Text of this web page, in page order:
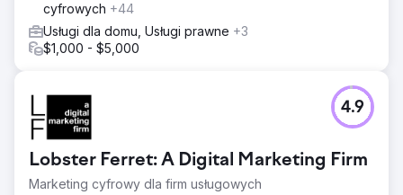
cyfrowych +44
Usługi dla domu, Usługi prawne +3
$1,000 - $5,000
Lobster Ferret: A Digital Marketing Firm
Marketing cyfrowy dla firm usługowych
4.9